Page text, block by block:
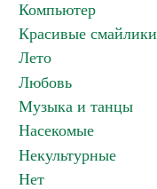
Компьютер
Красивые смайлики
Лето
Любовь
Музыка и танцы
Насекомые
Некультурные
Нет